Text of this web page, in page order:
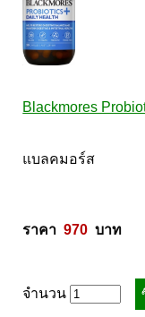
Blackmores
แบลคมอร์ส
ราคา 970
  บาท
จำนวน